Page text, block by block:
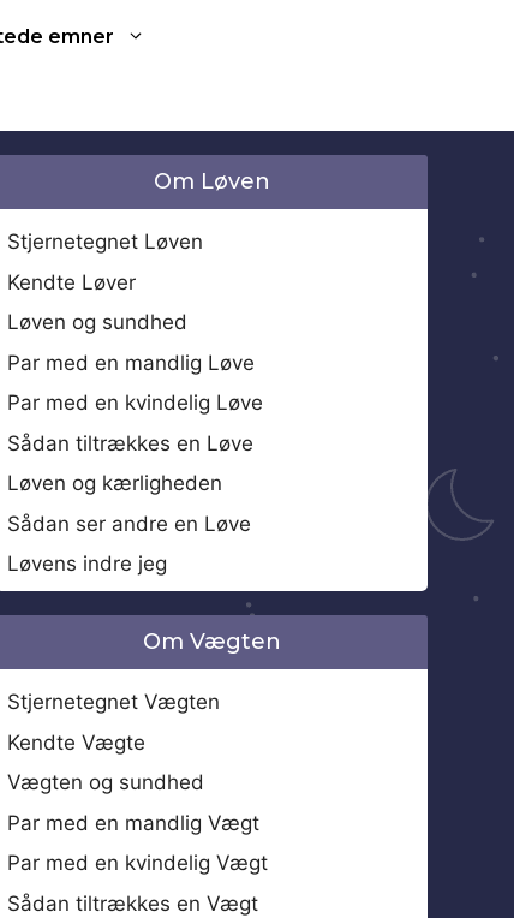
emner
Om Løven
Stjernetegnet Løven
Kendte Løver
Løven og sundhed
Par med en mandlig Løve
Par med en kvindelig Løve
Sådan tiltrækkes en Løve
Løven og kærligheden
Sådan ser andre en Løve
Løvens indre jeg
Om Vægten
Stjernetegnet Vægten
Kendte Vægte
Vægten og sundhed
Par med en mandlig Vægt
Par med en kvindelig Vægt
Sådan tiltrækkes en Vægt